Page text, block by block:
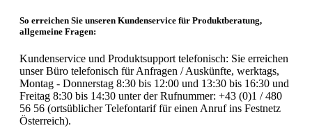
So erreichen Sie unseren Kundenservice für Produktberatung,
allgemeine Fragen:
Kundenservice und Produktsupport telefonisch: Sie erreichen
unser Büro telefonisch für Anfragen / Auskünfte, werktags,
Montag - Donnerstag 8:30 bis 12:00 und 13:30 bis 16:30 und
Freitag 8:30 bis 14:30 unter der Rufnummer: +43 (0)1 / 480
56 56 (ortsüblicher Telefontarif für einen Anruf ins Festnetz
Österreich).